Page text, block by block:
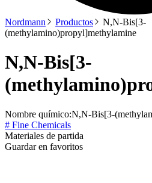
Nordmann Productos
N,N-Bis[3-
(methylamino)propyl]methylamine
N,N-Bis[3-
Nombre químico:N,N-Bis[3-
# Fine Chemicals
Materiales de partida
Guardar en favoritos